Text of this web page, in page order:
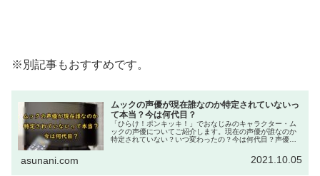
※別記事もおすすめです。
ムックの声優が現在誰なのか特定されていないっ
て本当？今は何代目？
「ひらけ！ポンキッキ！」でおなじみのキャラクター・ム
ックの声優についてご紹介します。現在の声優が誰なのか
特定されていない？いつ変わったの？今は何代目？声優交
いる？マスオさんと一緒？など気になる疑問をまとめてご
asunani.com 2021.10.05